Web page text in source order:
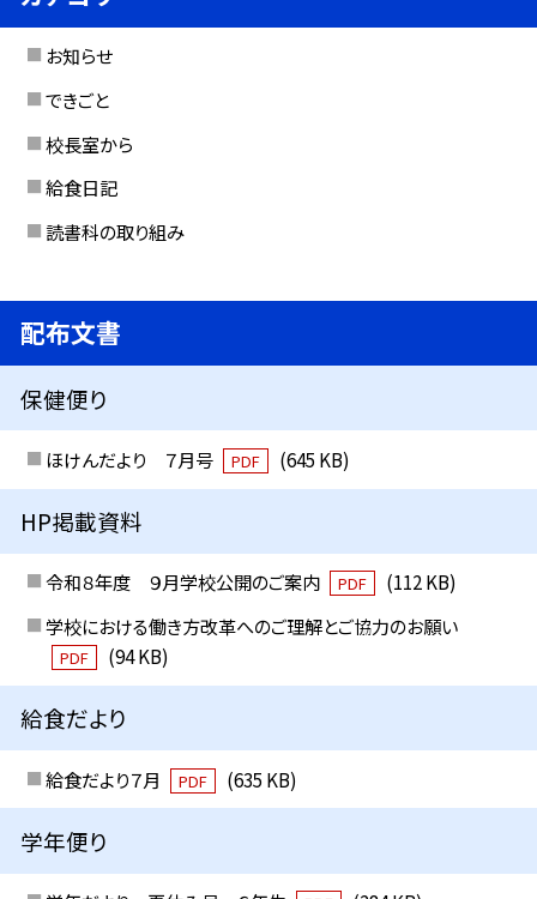
お知らせ
できごと
校長室から
給食日記
読書科の取り組み
配布文書
保健便り
ほけんだより ７月号 PDF (645 KB)
HP掲載資料
令和８年度 ９月学校公開のご案内 PDF
(112 KB)
学校における働き方改革へのご理解とご協力のお願い
PDF (94 KB)
給食だより
給食だより７月 PDF (635 KB)
学年便り